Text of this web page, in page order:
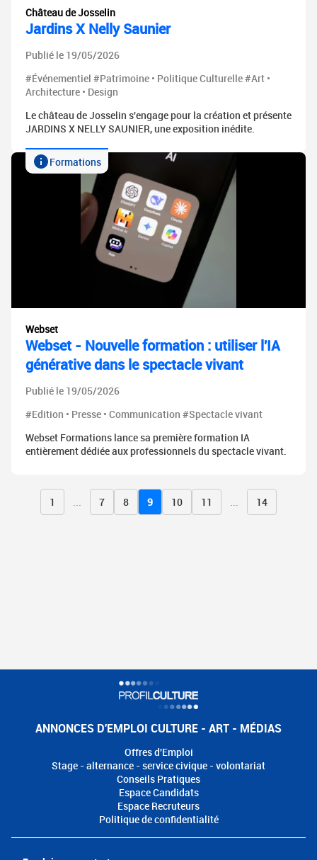
Château de Josselin
Jardins X Nelly Saunier
Publié le 19/05/2026
#Événementiel #Patrimoine • Politique Culturelle #Art •
Architecture • Design
Le château de Josselin s'engage pour la création et présente
JARDINS X NELLY SAUNIER, une exposition inédite.
Formations
Webset
Webset - Nouvelle formation : utiliser l'IA
générative dans le spectacle vivant
Publié le 19/05/2026
#Edition • Presse • Communication #Spectacle vivant
Webset Formations lance sa première formation IA
entièrement dédiée aux professionnels du spectacle vivant.
1 ... 7 8 9 10 11 ... 14
ANNONCES D'EMPLOI CULTURE - ART - MÉDIAS
Offres d'Emploi
Stage - alternance - service civique - volontariat
Conseils Pratiques
Espace Candidats
Espace Recruteurs
Politique de confidentialité